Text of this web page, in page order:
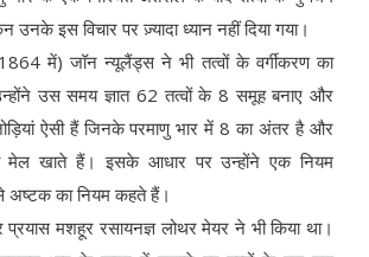
उनके इस विचार पर ज़्यादा ध्यान नहीं दिया गया।
में) जॉन न्यूलैंड्स ने भी तत्वों के वर्गीकरण का
उस समय ज्ञात 62 तत्वों के 8 समूह बनाए और
ऐसी हैं जिनके परमाणु भार में 8 का अंतर है और
मेल खाते हैं। इसके आधार पर उन्होंने एक नियम
अष्टक का नियम कहते हैं।
मशहूर रसायनज्ञ लोथर मेयर ने भी किया था।